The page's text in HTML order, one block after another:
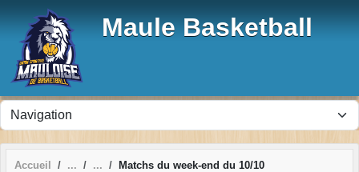
Maule Basketball
Accueil Matchs du week-end du 10/10
Panneau de gestion des cookies